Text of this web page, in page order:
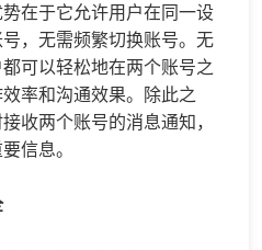
在于它允许用户在同一设
，无需频繁切换账号。无
可以轻松地在两个账号之
率和沟通效果。除此之
收两个账号的消息通知，
信息。